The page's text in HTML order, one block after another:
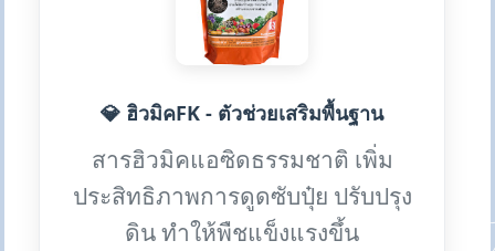
💎 ฮิวมิคFK - ตัวช่วยเสริมพื้นฐาน
สารฮิวมิคแอซิดธรรมชาติ เพิ่ม
ประสิทธิภาพการดูดซับปุ๋ย ปรับปรุง
ดิน ทำให้พืชแข็งแรงขึ้น